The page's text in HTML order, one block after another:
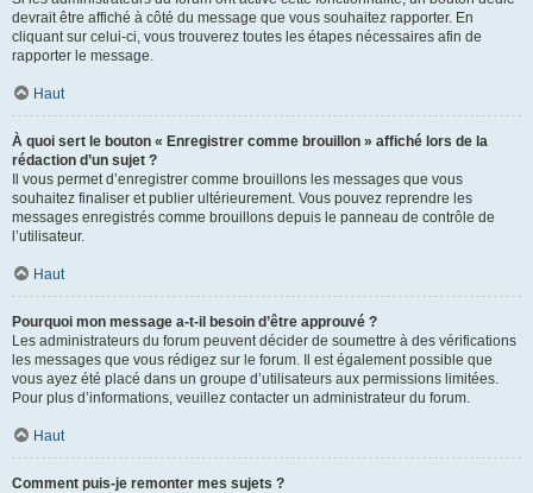
devrait être affiché à côté du message que vous souhaitez rapporter. En
cliquant sur celui-ci, vous trouverez toutes les étapes nécessaires afin de
rapporter le message.
Haut
À quoi sert le bouton « Enregistrer comme brouillon » affiché lors de la
rédaction d’un sujet ?
Il vous permet d’enregistrer comme brouillons les messages que vous
souhaitez finaliser et publier ultérieurement. Vous pouvez reprendre les
messages enregistrés comme brouillons depuis le panneau de contrôle de
l’utilisateur.
Haut
Pourquoi mon message a-t-il besoin d’être approuvé ?
Les administrateurs du forum peuvent décider de soumettre à des vérifications
les messages que vous rédigez sur le forum. Il est également possible que
vous ayez été placé dans un groupe d’utilisateurs aux permissions limitées.
Pour plus d’informations, veuillez contacter un administrateur du forum.
Haut
Comment puis-je remonter mes sujets ?